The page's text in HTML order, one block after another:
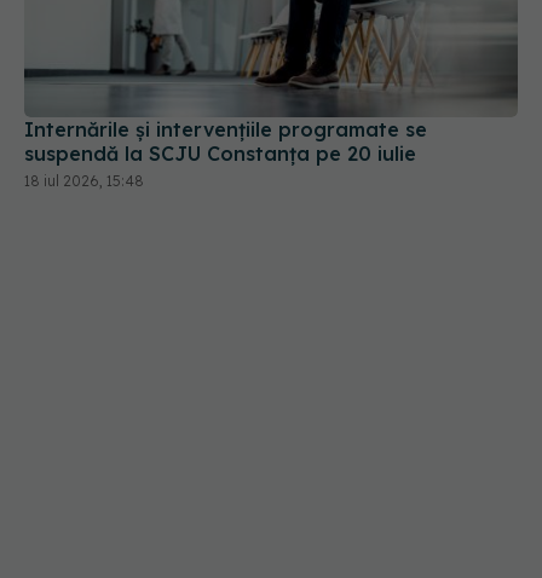
Internările și intervențiile programate se
suspendă la SCJU Constanța pe 20 iulie
18 iul 2026, 15:48